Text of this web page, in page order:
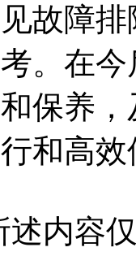
故障
。在
保养
和高效
容仅